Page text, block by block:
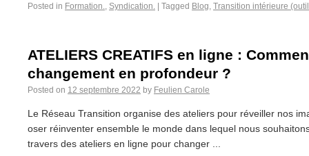
Posted in Formation., Syndication. Tagged Blog, Transition intérieure
ATELIERS CREATIFS en ligne :
changement en profondeur ?
Posted on 12 septembre 2022 by Feulien Carole
Le Réseau Transition organise des ateliers pour réveiller nos
oser réinventer ensemble le monde dans lequel nous
travers des ateliers en ligne pour changer ...